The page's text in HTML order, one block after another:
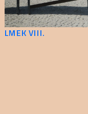
VIII.